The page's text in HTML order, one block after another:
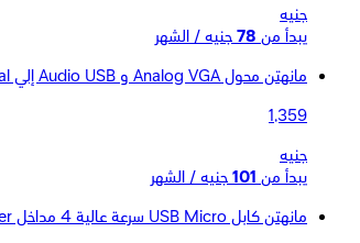
جنيه
يبدأ من 78 جنيه / الشهر
مانهتن محول Analog VGA و Audio USB إلي Digital HDMI Signal - أسود
1,359
جنيه
يبدأ من 101 جنيه / الشهر
مانهتن كابل USB Micro سرعة عالية 4 مداخل Bus Power